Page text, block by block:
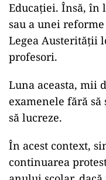
Educației. Însă,
sau a unei
Legea Austerității
profesori.
Luna aceasta, mii
examenele fără să
să lucreze.
În acest context,
continuarea